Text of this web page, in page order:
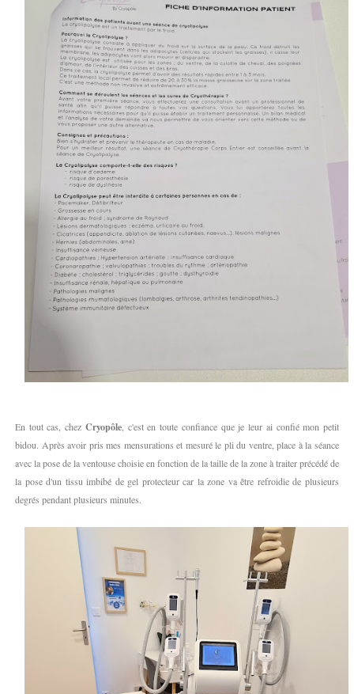
En tout cas, chez Cryopôle, c'est en toute confiance que je leur ai confié mon petit
bidou. Après avoir pris mes mensurations et mesuré le pli du ventre, place à la séance
avec la pose de la ventouse choisie en fonction de la taille de la zone à traiter précédé de
la pose d'un tissu imbibé de gel protecteur car la zone va être refroidie de plusieurs
degrés pendant plusieurs minutes.